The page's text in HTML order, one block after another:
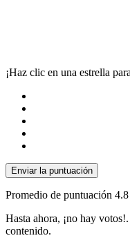
¡Haz clic en una estrella
Enviar la puntuación
Promedio de puntuación 4.8
Hasta ahora, ¡no hay
contenido.